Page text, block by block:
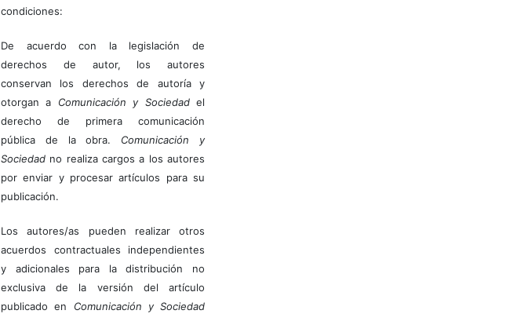
condiciones:
De acuerdo con la legislación de
derechos de autor, los autores
conservan los derechos de autoría y
otorgan a Comunicación y Sociedadel
derecho de primera comunicación
pública de la obra. Comunicación y
Sociedad no realiza cargos a los autores
por enviar y procesar artículos para su
publicación.
Los autores/as pueden realizar otros
acuerdos contractuales independientes
y adicionales para la distribución no
exclusiva de la versión del artículo
publicado en Comunicación y Sociedad